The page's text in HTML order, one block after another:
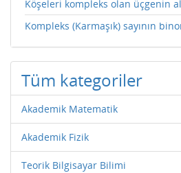
Köşeleri kompleks olan üçgenin
Kompleks (Karmaşık) sayının
Tüm kategoriler
Akademik Matematik
Akademik Fizik
Teorik Bilgisayar Bilimi